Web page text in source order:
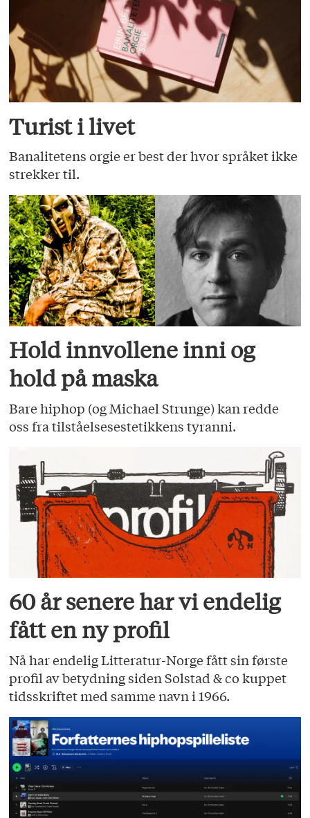
Turist i livet
Banalitetens orgie er best der hvor språket ikke
strekker til.
Hold innvollene inni og
hold på maska
Bare hiphop (og Michael Strunge) kan redde
oss fra tilståelsesestetikkens tyranni.
60 år senere har vi endelig
fått en ny profil
Nå har endelig Litteratur-Norge fått sin første
profil av betydning siden Solstad & co kuppet
tidsskriftet med samme navn i 1966.